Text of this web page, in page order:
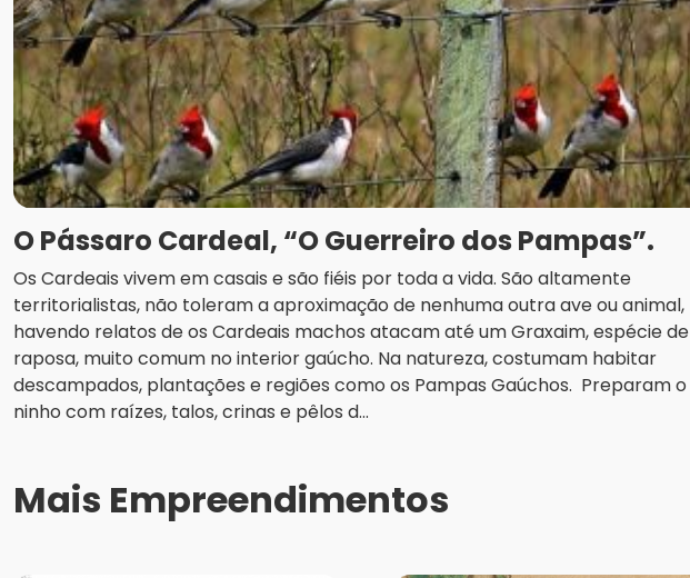
O Pássaro Cardeal, “O Guerreiro dos Pampas”.
Os Cardeais vivem em casais e são fiéis por toda a vida. São altamente
territorialistas, não toleram a aproximação de nenhuma outra ave ou animal,
havendo relatos de os Cardeais machos atacam até um Graxaim, espécie de
raposa, muito comum no interior gaúcho. Na natureza, costumam habitar
descampados, plantações e regiões como os Pampas Gaúchos. Preparam o
ninho com raízes, talos, crinas e pêlos d...
Mais Empreendimentos